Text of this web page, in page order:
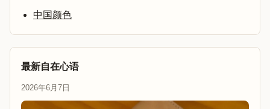
中国颜色
最新自在心语
2026年6月7日